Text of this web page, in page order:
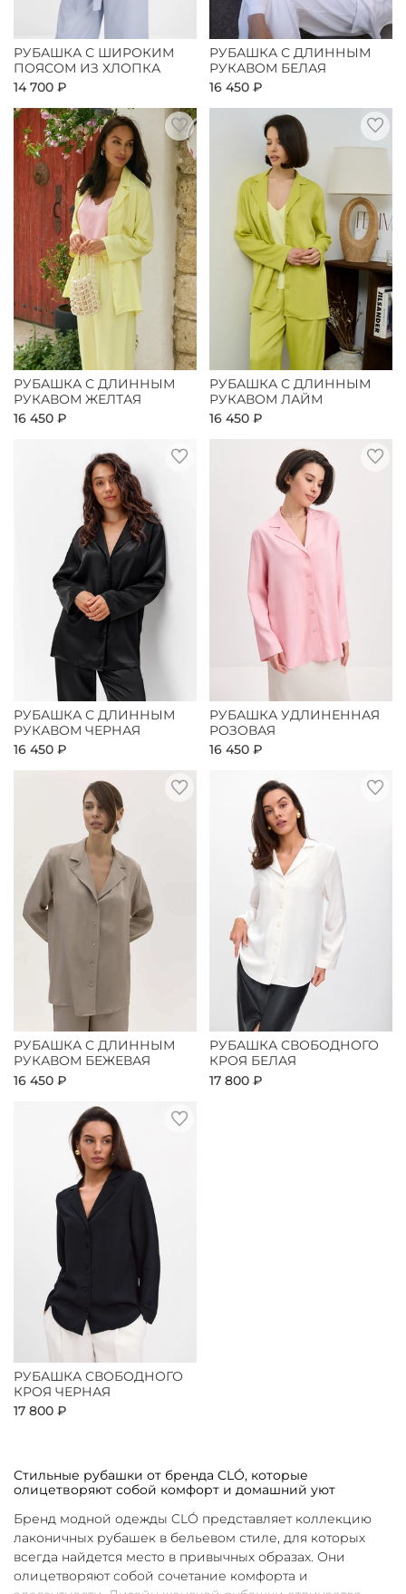
РУБАШКА С ШИРОКИМ
ПОЯСОМ ИЗ ХЛОПКА
14 700 ₽
РУБАШКА С ДЛИННЫМ
РУКАВОМ БЕЛАЯ
16 450 ₽
РУБАШКА С ДЛИННЫМ
РУКАВОМ ЖЕЛТАЯ
16 450 ₽
РУБАШКА С ДЛИННЫМ
РУКАВОМ ЛАЙМ
16 450 ₽
РУБАШКА С ДЛИННЫМ
РУКАВОМ ЧЕРНАЯ
16 450 ₽
РУБАШКА УДЛИНЕННАЯ
РОЗОВАЯ
16 450 ₽
РУБАШКА С ДЛИННЫМ
РУКАВОМ БЕЖЕВАЯ
16 450 ₽
РУБАШКА СВОБОДНОГО
КРОЯ БЕЛАЯ
17 800 ₽
РУБАШКА СВОБОДНОГО
КРОЯ ЧЕРНАЯ
17 800 ₽
Стильные рубашки от бренда CLÓ, которые
олицетворяют собой комфорт и домашний уют
Бренд модной одежды CLÓ представляет коллекцию
лаконичных рубашек в бельевом стиле, для которых
всегда найдется место в привычных образах. Они
олицетворяют собой сочетание комфорта и